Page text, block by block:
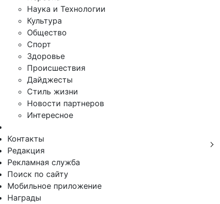
Наука и Технологии
Культура
Общество
Спорт
Здоровье
Происшествия
Дайджесты
Стиль жизни
Новости партнеров
Интересное
Контакты
Редакция
Рекламная служба
Поиск по сайту
Мобильное приложение
Награды